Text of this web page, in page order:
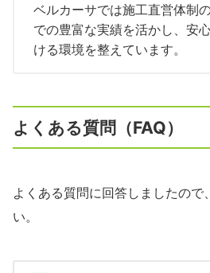
ベルカーサでは施工直営体制
での豊富な実績を活かし、安
ける環境を整えています。
よくある質問（FAQ）
よくある質問に回答しましたので
い。